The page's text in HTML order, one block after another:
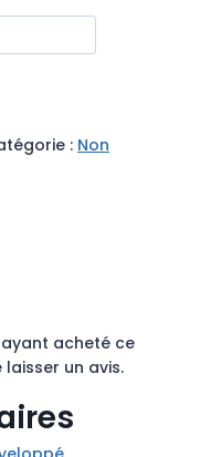
: Non
acheté ce
un avis.